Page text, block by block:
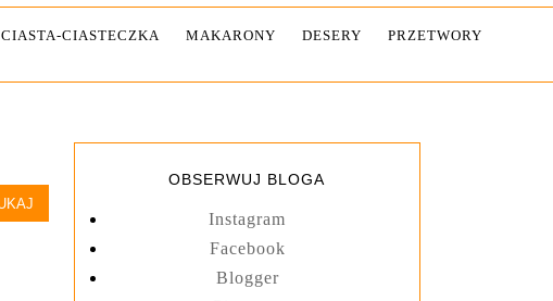
CIASTA-CIASTECZKA MAKARONY DESERY
PRZETWORY
OBSERWUJ BLOGA
Instagram
Facebook
Blogger